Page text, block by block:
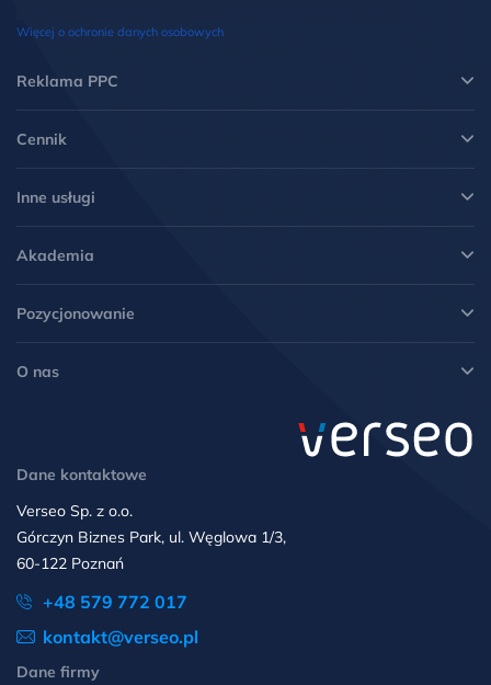
zgody, możliwość żądania ich usunięcia i ograniczenia lub wniesienia
sprzeciwu wobec przetwarzania danych oraz wniesienia skargi do
Więcej o ochronie danych osobowych
Reklama PPC
Cennik
Inne usługi
Akademia
Pozycjonowanie
O nas
Dane kontaktowe
Verseo Sp. z o.o.
Górczyn Biznes Park, ul. Węglowa 1/3,
60-122 Poznań
+48 579 772 017
kontakt@verseo.pl
Dane firmy